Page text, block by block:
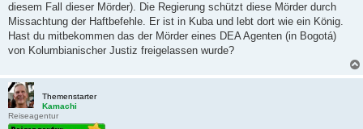
diesem Fall dieser Mörder). Die Regierung schützt diese Mörder durch
Missachtung der Haftbefehle. Er ist in Kuba und lebt dort wie ein König.
Hast du mitbekommen das der Mörder eines DEA Agenten (in Bogotá)
von Kolumbianischer Justiz freigelassen wurde?
Themenstarter
Kamachi
Reiseagentur